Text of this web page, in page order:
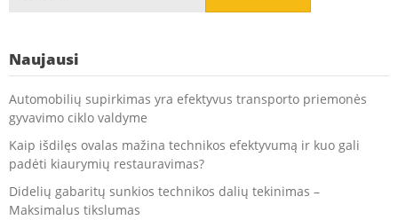
Naujausi
Automobilių supirkimas yra efektyvus transporto priemonės
gyvavimo ciklo valdyme
Kaip išdilęs ovalas mažina technikos efektyvumą ir kuo gali
padėti kiaurymių restauravimas?
Didelių gabaritų sunkios technikos dalių tekinimas –
Maksimalus tikslumas